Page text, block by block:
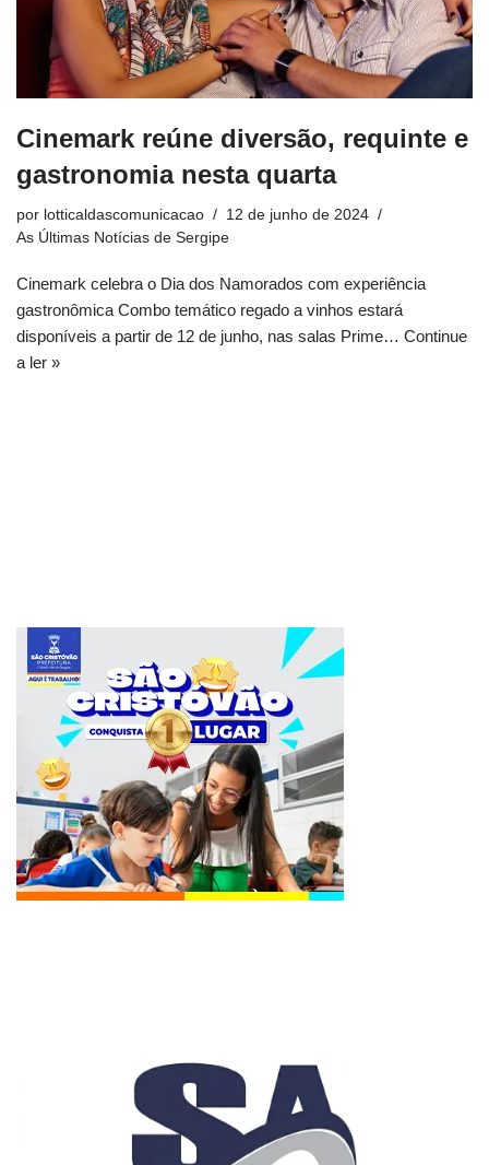
Cinemark reúne diversão, requinte e
gastronomia nesta quarta
por lotticaldascomunicacao
12 de junho de 2024
As Últimas Notícias de Sergipe
Cinemark celebra o Dia dos Namorados com experiência
gastronômica Combo temático regado a vinhos estará
disponíveis a partir de 12 de junho, nas salas Prime… Continue
a ler »